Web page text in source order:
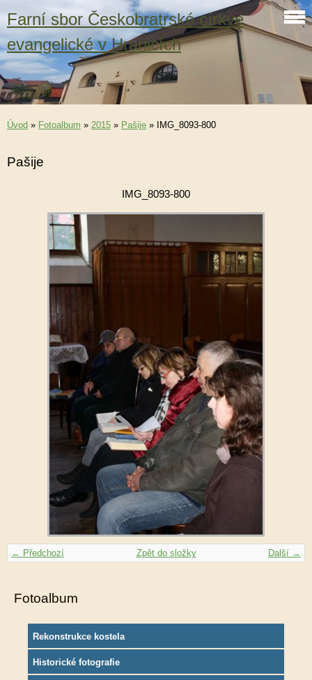
Farní sbor Českobratrské církve
evangelické v Hranicích
Úvod » Fotoalbum » 2015 » Pašije » IMG_8093-800
Pašije
IMG_8093-800
← Předchozí Další →
Zpět do složky
Fotoalbum
Rekonstrukce kostela
Historické fotografie